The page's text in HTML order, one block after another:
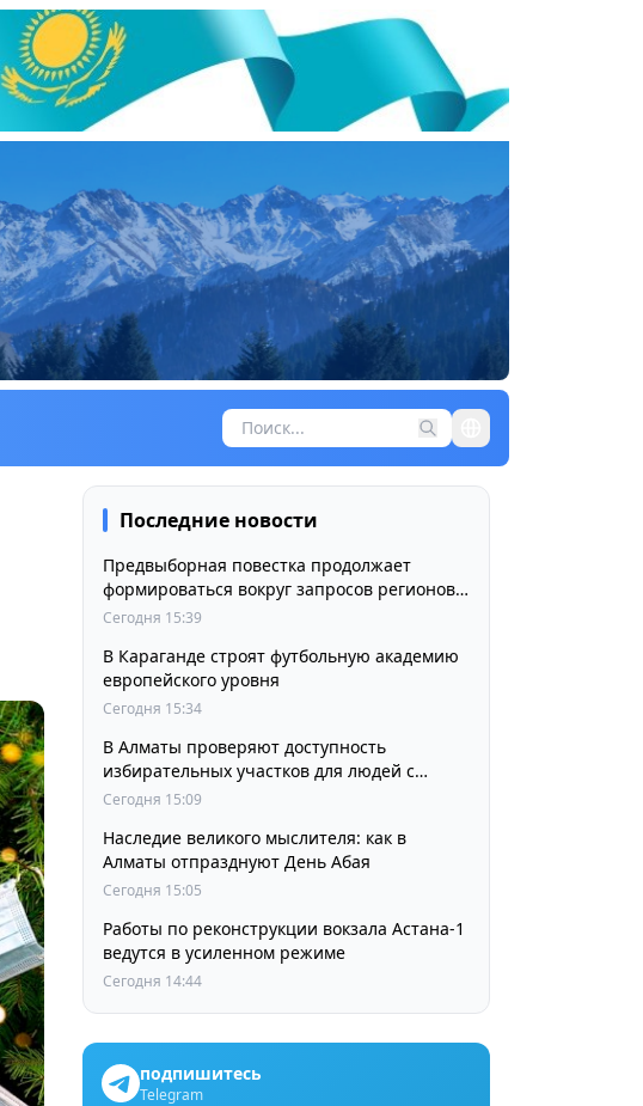
Последние новости
Предвыборная повестка продолжает
формироваться вокруг запросов регионов
страны
Сегодня 15:39
В Караганде строят футбольную академию
европейского уровня
Сегодня 15:34
В Алматы проверяют доступность
избирательных участков для людей с
инвалидностью
Сегодня 15:09
Наследие великого мыслителя: как в
Алматы отпразднуют День Абая
Сегодня 15:05
Работы по реконструкции вокзала Астана-1
ведутся в усиленном режиме
Сегодня 14:44
подпишитесь
Telegram